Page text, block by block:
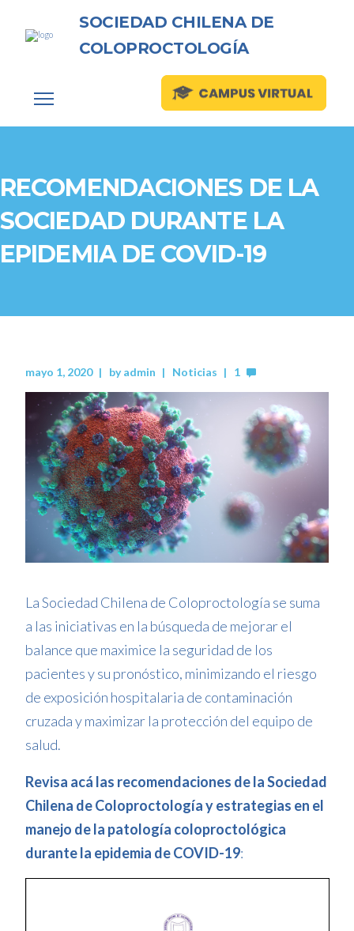
SOCIEDAD CHILENA DE
COLOPROCTOLOGÍA
RECOMENDACIONES DE LA
SOCIEDAD DURANTE LA
EPIDEMIA DE COVID-19
mayo 1, 2020 byadmin Noticias 1
La Sociedad Chilena de Coloproctología se suma
a las iniciativas en la búsqueda de mejorar el
balance que maximice la seguridad de los
pacientes y su pronóstico, minimizando el riesgo
de exposición hospitalaria de contaminación
cruzada y maximizar la protección del equipo de
salud.
Revisa acá las recomendaciones de la Sociedad
Chilena de Coloproctología y estrategias en el
manejo de la patología coloproctológica
durante la epidemia de COVID-19: